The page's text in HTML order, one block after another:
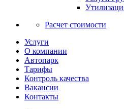
Расчет стоимости
Услуги
О компании
Автопарк
Тарифы
Контроль качества
Вакансии
Контакты